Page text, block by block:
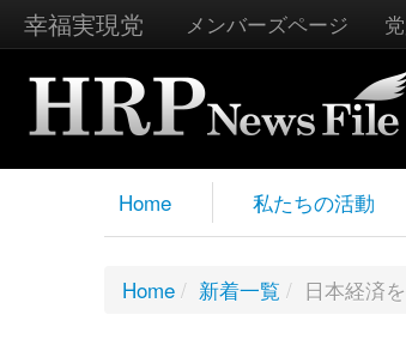
幸福実現党 メンバーズページ
Home 私たちの活動
Home / 新着一覧 / 日本経済